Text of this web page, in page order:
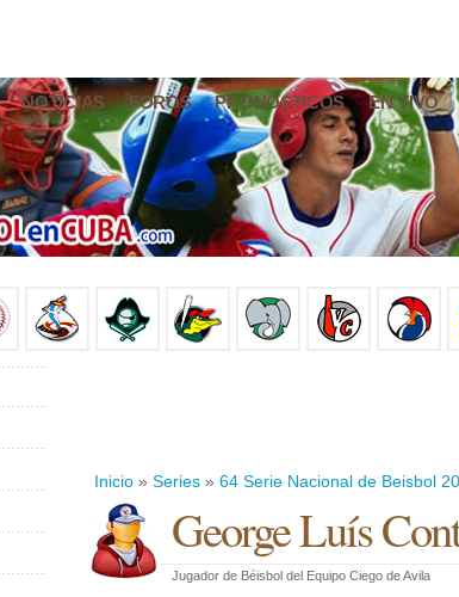
NOTICIAS FOROS PRONÓSTICOS EN VIVO
Inicio » Series » 64 Serie Nacional de Beisbol
George Luís
Jugador de Béisbol del Equipo Ciego de Avila